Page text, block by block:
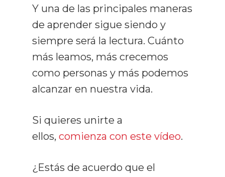
Y una de las principales maneras
de aprender sigue siendo y
siempre será la lectura. Cuánto
más leamos, más crecemos
como personas y más podemos
alcanzar en nuestra vida.
Si quieres unirte a
ellos, comienza con este vídeo.
¿Estás de acuerdo que el